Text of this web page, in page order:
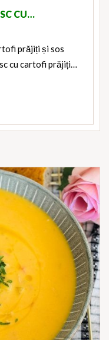
CU…
prăjiți și sos
cu cartofi prăjiți…